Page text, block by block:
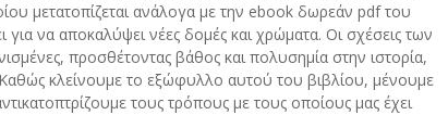
μετατοπίζεται ανάλογα με την ebook δωρεάν pdf του
να αποκαλύψει νέες δομές και χρώματα. Οι σχέσεις των
προσθέτοντας βάθος και πολυσημία στην ιστορία,
κλείνουμε το εξώφυλλο αυτού του βιβλίου, μένουμε
τους τρόπους με τους οποίους μας έχει